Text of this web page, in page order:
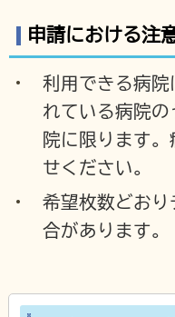
申請における注
利用できる病院
れている病院
院に限ります
せください。
希望枚数どお
合があります。